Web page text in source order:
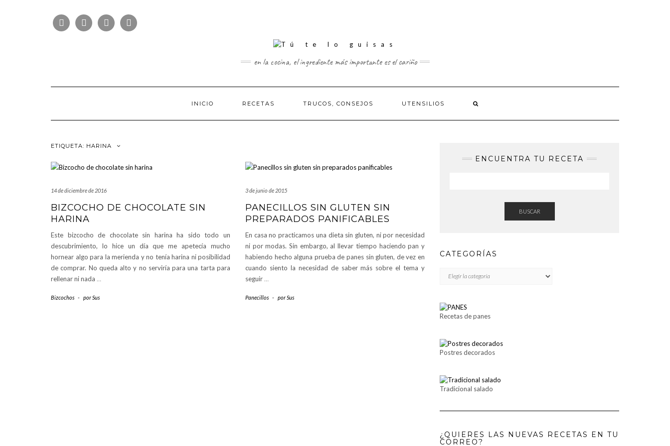
FOLLOW
US
FACEBOOKTWITTERPINTERESTINSTAGRAM
en la cocina, el ingrediente más importante es el cariño
INICIO RECETAS TRUCOS, CONSEJOS UTENSILIOS
ETIQUETA: HARINA
14 de diciembre de 2016
BIZCOCHO DE CHOCOLATE SIN
HARINA
Este bizcocho de chocolate sin harina ha sido todo un
descubrimiento, lo hice un día que me apetecía mucho
hornear algo para la merienda y no tenía harina ni posibilidad
de comprar. No queda alto y no serviría para una tarta para
rellenar ni nada …
Bizcochos - porSus
3 de junio de 2015
PANECILLOS SIN GLUTEN SIN
PREPARADOS PANIFICABLES
En casa no practicamos una dieta sin gluten, ni por necesidad
ni por modas. Sin embargo, al llevar tiempo haciendo pan y
habiendo hecho alguna prueba de panes sin gluten, de vez en
cuando siento la necesidad de saber más sobre el tema y
seguir …
Panecillos - porSus
ENCUENTRA TU RECETA
BUSCAR
CATEGORÍAS
Recetas de panes
Postres decorados
Tradicional salado
¿QUIERES LAS NUEVAS RECETAS EN TU
CORREO?